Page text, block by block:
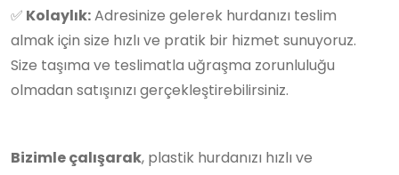
✅ Kolaylık:Adresinize gelerek hurdanızı teslim
almak için size hızlı ve pratik bir hizmet sunuyoruz.
Size taşıma ve teslimatla uğraşma zorunluluğu
olmadan satışınızı gerçekleştirebilirsiniz.
Bizimle çalışarak, plastik hurdanızı hızlı ve